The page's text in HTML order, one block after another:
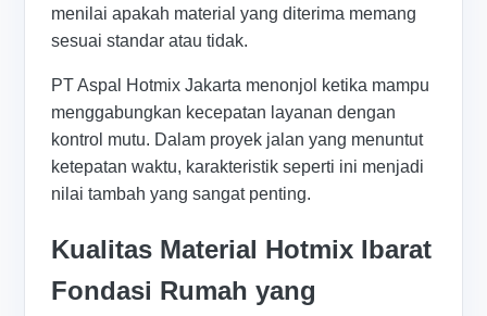
menilai apakah material yang diterima memang
sesuai standar atau tidak.
PT Aspal Hotmix Jakarta menonjol ketika mampu
menggabungkan kecepatan layanan dengan
kontrol mutu. Dalam proyek jalan yang menuntut
ketepatan waktu, karakteristik seperti ini menjadi
nilai tambah yang sangat penting.
Kualitas Material Hotmix Ibarat
Fondasi Rumah yang